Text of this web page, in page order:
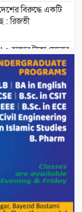
বিরুদ্ধে একটি
: রিজভী
হাজার টাকা সোনার
উদ্দিন আহমদের
পোর্টাল ও আইপি
হোসেনের
দিবস উপলক্ষে
শহিদ ও জুলাই